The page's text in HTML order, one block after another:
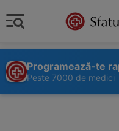
Programează-te
Peste 7000 de medici